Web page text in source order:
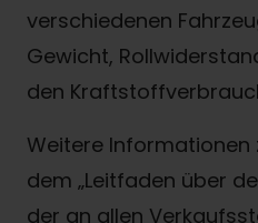
verschiedenen
Gewicht,
den
Weitere
dem „Leitfaden über
der an allen